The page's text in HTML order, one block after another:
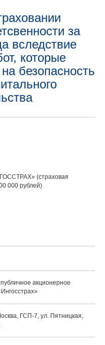
за
вследствие
которые
безопасность
(страховая
000 рублей)
акционерное
ГСП-7, ул. Пятницкая,